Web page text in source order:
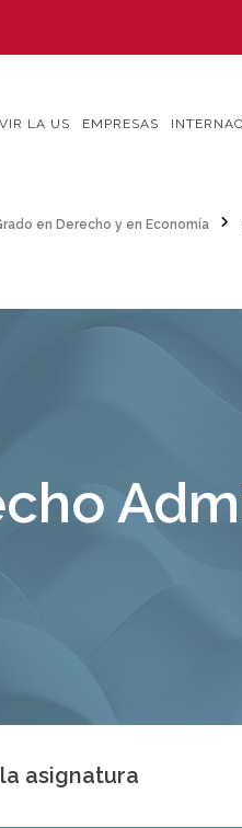
LA US EMPRESAS
en Derecho y en Economía
asignatura